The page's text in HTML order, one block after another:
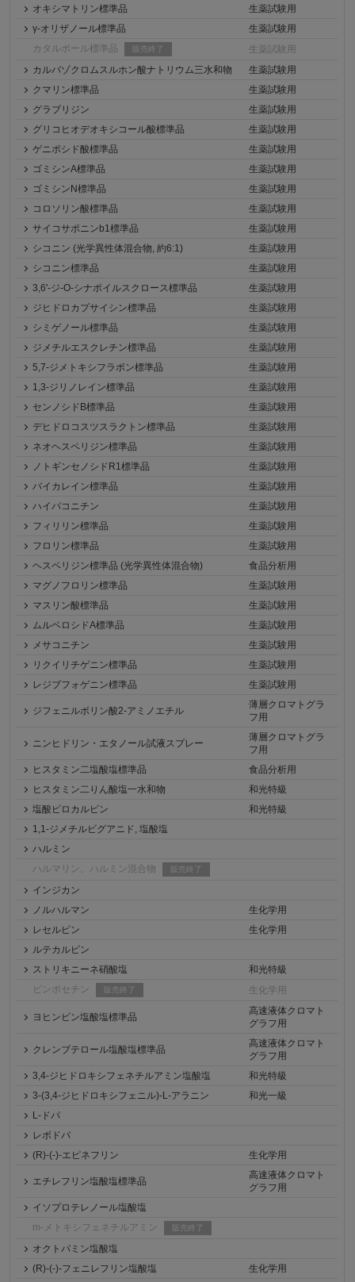
オキシマトリン標準品
生薬試験用
γ-オリザノール標準品
生薬試験用
カタルポール標準品
販売終了
生薬試験用
カルバゾクロムスルホン酸ナトリウム三水和物
生薬試験用
クマリン標準品
生薬試験用
グラブリジン
生薬試験用
グリコヒオデオキシコール酸標準品
生薬試験用
ゲニポシド酸標準品
生薬試験用
ゴミシンA標準品
生薬試験用
ゴミシンN標準品
生薬試験用
コロソリン酸標準品
生薬試験用
サイコサポニンb1標準品
生薬試験用
シコニン (光学異性体混合物, 約6:1)
生薬試験用
シコニン標準品
生薬試験用
3,6'-ジ-O-シナポイルスクロース標準品
生薬試験用
ジヒドロカプサイシン標準品
生薬試験用
シミゲノール標準品
生薬試験用
ジメチルエスクレチン標準品
生薬試験用
5,7-ジメトキシフラボン標準品
生薬試験用
1,3-ジリノレイン標準品
生薬試験用
センノシドB標準品
生薬試験用
デヒドロコスツスラクトン標準品
生薬試験用
ネオヘスペリジン標準品
生薬試験用
ノトギンセノシドR1標準品
生薬試験用
バイカレイン標準品
生薬試験用
ハイパコニチン
生薬試験用
フィリリン標準品
生薬試験用
フロリン標準品
生薬試験用
ヘスペリジン標準品 (光学異性体混合物)
食品分析用
マグノフロリン標準品
生薬試験用
マスリン酸標準品
生薬試験用
ムルベロシドA標準品
生薬試験用
メサコニチン
生薬試験用
リクイリチゲニン標準品
生薬試験用
レジブフォゲニン標準品
生薬試験用
ジフェニルボリン酸2-アミノエチル
薄層クロマトグラ
フ用
ニンヒドリン・エタノール試液スプレー
薄層クロマトグラ
フ用
ヒスタミン二塩酸塩標準品
食品分析用
ヒスタミン二りん酸塩一水和物
和光特級
塩酸ピロカルピン
和光特級
1,1-ジメチルビグアニド, 塩酸塩
ハルミン
ハルマリン、ハルミン混合物
販売終了
インジカン
ノルハルマン
生化学用
レセルピン
生化学用
ルテカルピン
ストリキニーネ硝酸塩
和光特級
ビンポセチン
販売終了 生化学用
ヨヒンビン塩酸塩標準品
高速液体クロマト
グラフ用
クレンブテロール塩酸塩標準品
高速液体クロマト
グラフ用
3,4-ジヒドロキシフェネチルアミン塩酸塩
和光特級
3-(3,4-ジヒドロキシフェニル)-L-アラニン
和光一級
L-ドパ
レボドパ
(R)-(-)-エピネフリン
生化学用
エチレフリン塩酸塩標準品
高速液体クロマト
グラフ用
イソプロテレノール塩酸塩
m-メトキシフェネチルアミン
販売終了
オクトパミン塩酸塩
(R)-(-)-フェニレフリン塩酸塩
生化学用